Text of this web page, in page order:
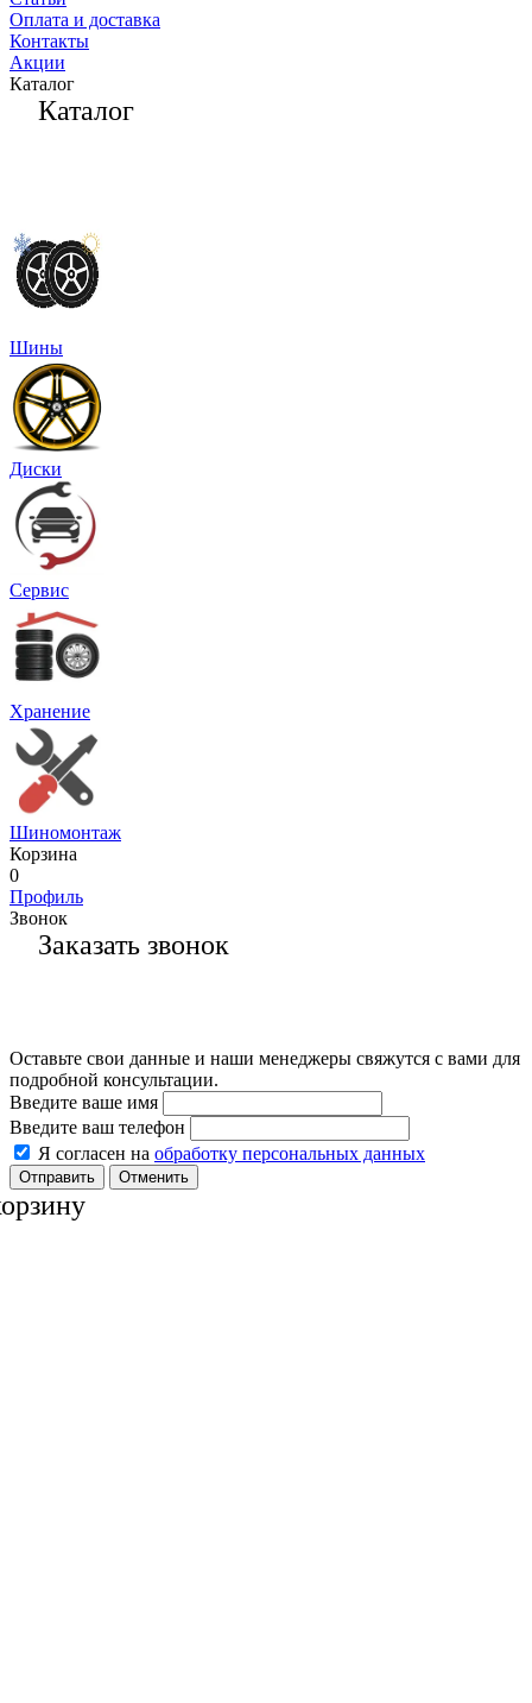
Оплата и доставка
Контакты
Акции
Каталог
Каталог
Шины
Диски
Сервис
Хранение
Шиномонтаж
Корзина
0
Профиль
Звонок
Заказать звонок
Оставьте свои данные и наши менеджеры свяжутся с вами для
подробной консультации.
Введите ваше имя
Введите ваш телефон
Я согласен на обработку персональных данных
Отменить